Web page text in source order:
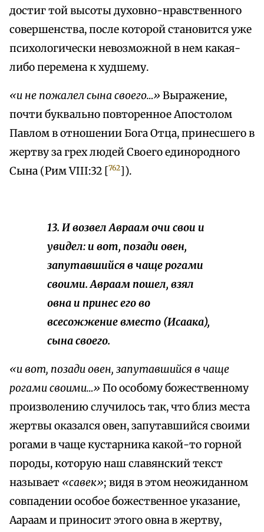
достиг той высоты духовно-нравственного
совершенства, после которой становится уже
психологически невозможной в нем какая-
либо перемена к худшему.
«и не пожалел сына своего…» Выражение,
почти буквально повторенное Апостолом
Павлом в отношении Бога Отца, принесшего в
жертву за грех людей Своего единородного
Сына (Рим VIII:32 [762]).
13. И возвел Авраам очи свои и
увидел: и вот, позади овен,
запутавшийся в чаще рогами
своими. Авраам пошел, взял
овна и принес его во
всесожжение вместо (Исаака),
сына своего.
«и вот, позади овен, запутавшийся в чаще
рогами своими…» По особому божественному
произволению случилось так, что близ места
жертвы оказался овен, запутавшийся своими
рогами в чаще кустарника какой-то горной
породы, которую наш славянский текст
называет «савек»; видя в этом неожиданном
совпадении особое божественное указание,
Аараам и приносит этого овна в жертву,